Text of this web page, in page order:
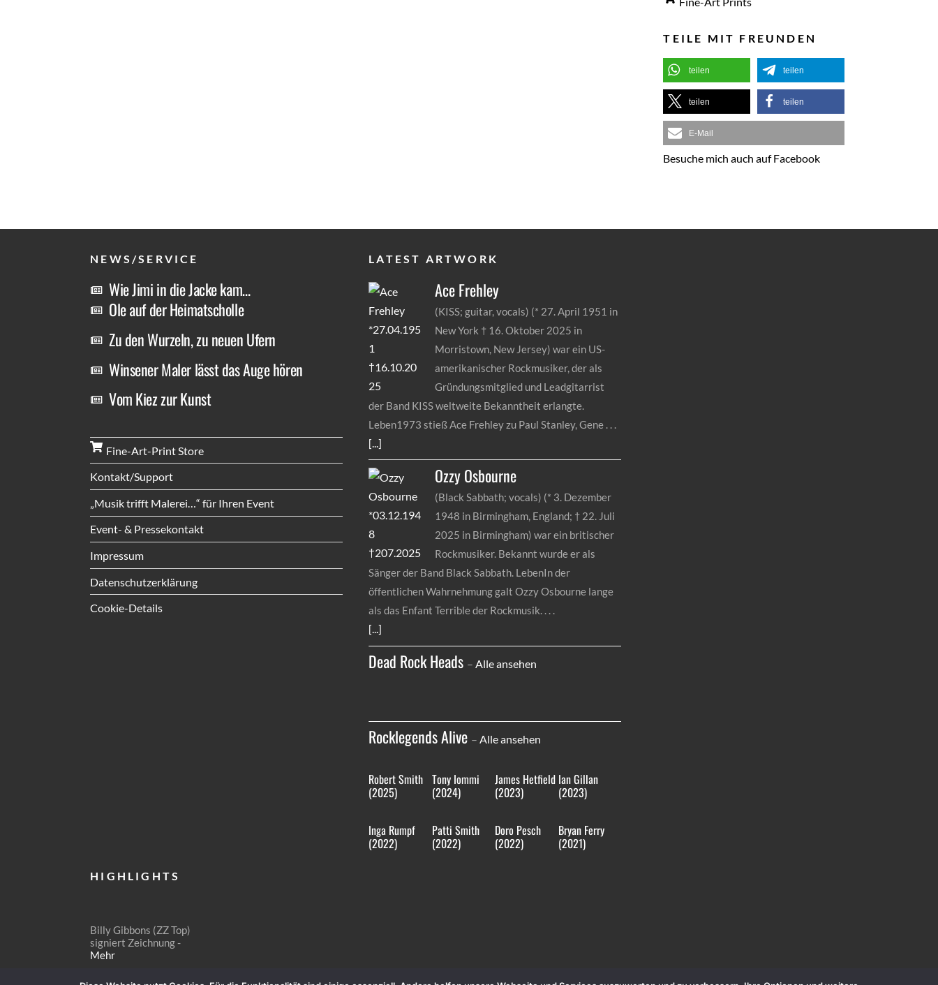
TEILE MIT FREUNDEN
teilen teilen
teilen teilen
E-Mail
Besuche mich auch auf Facebook
NEWS/SERVICE
Wie Jimi in die Jacke kam…
Ole auf der Heimatscholle
Zu den Wurzeln, zu neuen Ufern
Winsener Maler lässt das Auge hören
Vom Kiez zur Kunst
Fine-Art-Print Store
Kontakt/Support
„Musik trifft Malerei…“ für Ihren Event
Event- & Pressekontakt
Impressum
Datenschutzerklärung
Cookie-Details
LATEST ARTWORK
AceFrehley
(KISS; guitar, vocals) (* 27. April 1951 in
New York † 16. Oktober 2025 in
Morristown, New Jersey) war ein US-
amerikanischer Rockmusiker, der als
Gründungsmitglied und Leadgitarrist
der Band KISS weltweite Bekanntheit erlangte.
Leben1973 stieß Ace Frehley zu Paul Stanley, Gene
[...]
OzzyOsbourne
(Black Sabbath; vocals) (* 3. Dezember
1948 in Birmingham, England; † 22. Juli
2025 in Birmingham) war ein britischer
Rockmusiker. Bekannt wurde er als
Sänger der Band Black Sabbath. LebenIn der
öffentlichen Wahrnehmung galt Ozzy Osbourne lange
als das Enfant Terrible der Rockmusik.
[...]
Dead Rock Heads –Alle ansehen
Rocklegends Alive –Alle ansehen
Robert Smith
(2025)
Tony Iommi
(2024)
James Hetfield
(2023)
Ian Gillan
(2023)
Inga Rumpf
(2022)
Patti Smith
(2022)
Doro Pesch
(2022)
Bryan Ferry
(2021)
HIGHLIGHTS
Billy Gibbons (ZZ Top)
signiert Zeichnung -
Mehr